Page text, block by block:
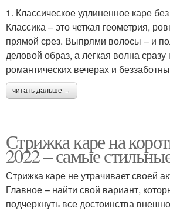
1. Классическое удлиненное каре
Классика – это четкая геометрия,
прямой срез. Выпрями волосы – и
деловой образ, а легкая волна
романтических вечерах и
читать дальше →
Стрижка каре на
2022 – самые
Стрижка каре не утрачивает своей
Главное – найти свой вариант,
подчеркнуть все достоинства